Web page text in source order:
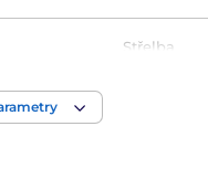
Střelba